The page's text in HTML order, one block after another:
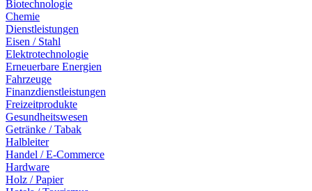
Biotechnologie
Chemie
Dienstleistungen
Eisen / Stahl
Elektrotechnologie
Erneuerbare Energien
Fahrzeuge
Finanzdienstleistungen
Freizeitprodukte
Gesundheitswesen
Getränke / Tabak
Halbleiter
Handel / E-Commerce
Hardware
Holz / Papier